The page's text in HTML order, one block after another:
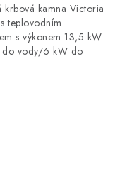
krbová kamna Victoria
teplovodním
s výkonem 13,5 kW
do vody/6 kW do